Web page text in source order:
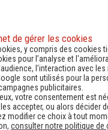
Assurance
Découvrir
de gérer les cookies
y compris des cookies
pour l’analyse et
l’interaction avec
sont utilisés pour la
publicitaires.
votre consentement est
accepter, ou alors décider
modifier ce choix à tout
consulter notre politique de